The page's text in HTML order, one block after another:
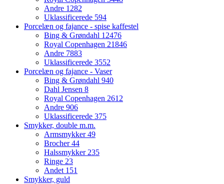
Andre 1282
Uklassificerede 594
Porcelæn og fajance - spise kaffestel
Bing & Grøndahl 12476
Royal Copenhagen 21846
Andre 7883
Uklassificerede 3552
Porcelæn og fajance - Vaser
Bing & Grøndahl 940
Dahl Jensen 8
Royal Copenhagen 2612
Andre 906
Uklassificerede 375
Smykker, double m.m.
Armsmykker49
Brocher44
Halssmykker235
Ringe 23
Andet 151
Smykker, guld